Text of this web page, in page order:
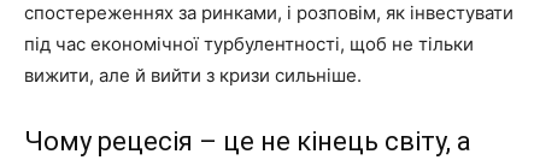
спостереженнях за ринками, і розповім, як інвестувати
під час економічної турбулентності, щоб не тільки
вижити, але й вийти з кризи сильніше.
Чому рецесія – це не кінець світу, а